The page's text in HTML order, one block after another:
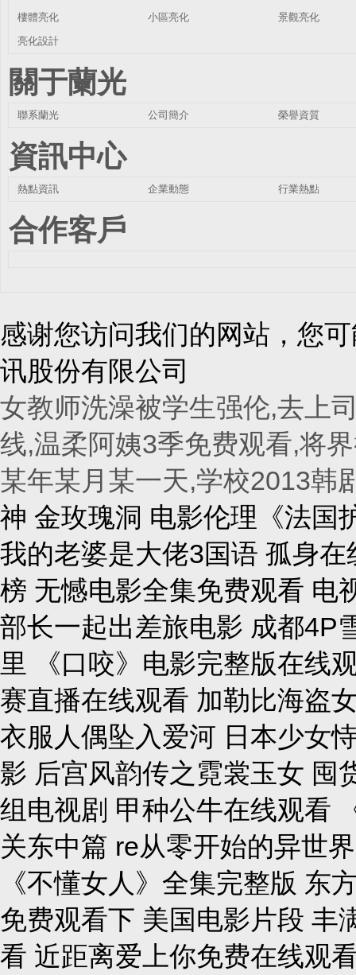
樓體亮化
小區亮化
景觀亮化
亮化設計
關于蘭光
聯系蘭光 公司簡介 榮譽資質
資訊中心
熱點資訊 企業動態 行業熱點
合作客戶
感谢您访问我们的网站，您
讯股份有限公司
女教师洗澡被学生强伦,去上
线,温柔阿姨3季免费观看,将
某年某月某一天,学校2013韩